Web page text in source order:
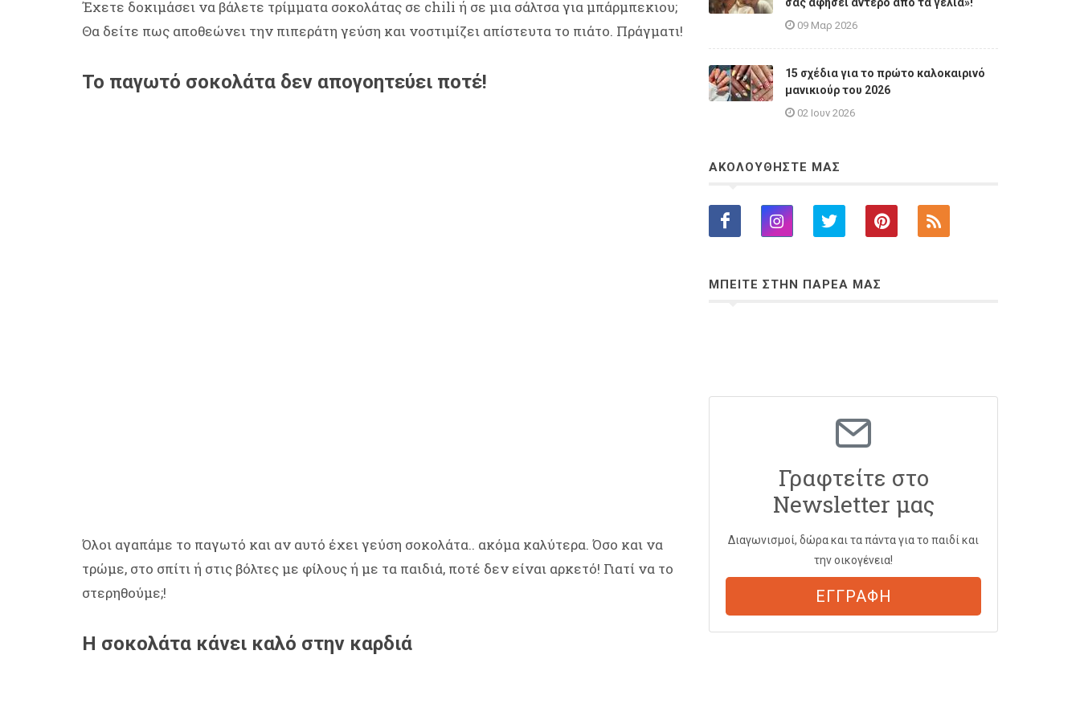
Έχετε δοκιμάσει να βάλετε τρίμματα σοκολάτας σε chili ή σε μια σάλτσα για μπάρμπεκιου;
Θα δείτε πως αποθεώνει την πιπεράτη γεύση και νοστιμίζει απίστευτα το πιάτο. Πράγματι!
Το παγωτό σοκολάτα δεν απογοητεύει ποτέ!
Όλοι αγαπάμε το παγωτό και αν αυτό έχει γεύση σοκολάτα.. ακόμα καλύτερα. Όσο και να
τρώμε, στο σπίτι ή στις βόλτες με φίλους ή με τα παιδιά, ποτέ δεν είναι αρκετό! Γιατί να το
στερηθούμε;!
H σοκολάτα κάνει καλό στην καρδιά
σας αφήσει άντερο από τα γέλια»!
09 Μαρ 2026
15 σχέδια για το πρώτο καλοκαιρινό
μανικιούρ του 2026
02 Ιουν 2026
ΑΚΟΛΟΥΘΗΣΤΕ ΜΑΣ
ΜΠΕΙΤΕ ΣΤΗΝ ΠΑΡΕΑ ΜΑΣ
Γραφτείτε στο
Newsletter μας
Διαγωνισμοί, δώρα και τα πάντα για το παιδί και
την οικογένεια!
ΕΓΓΡΑΦΗ